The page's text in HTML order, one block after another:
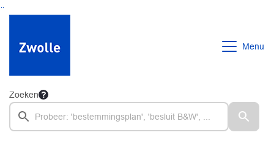
Ga naar de inhoud van deze pagina
Ga naar het zoeken
Ga naar het menu
Menu
Zoeken